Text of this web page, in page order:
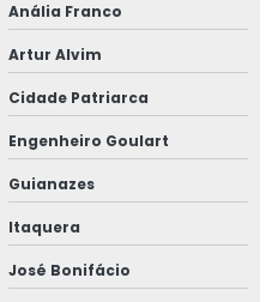
Anália Franco
Artur Alvim
Cidade Patriarca
Engenheiro Goulart
Guianazes
Itaquera
José Bonifácio